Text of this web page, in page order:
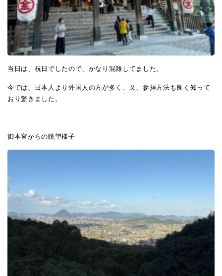
当日は、祝日でしたので、かなり混雑してました。
今では、日本人より外国人の方が多く、又、参拝方法も良く知って
おり驚きました。
御本宮からの眺望様子